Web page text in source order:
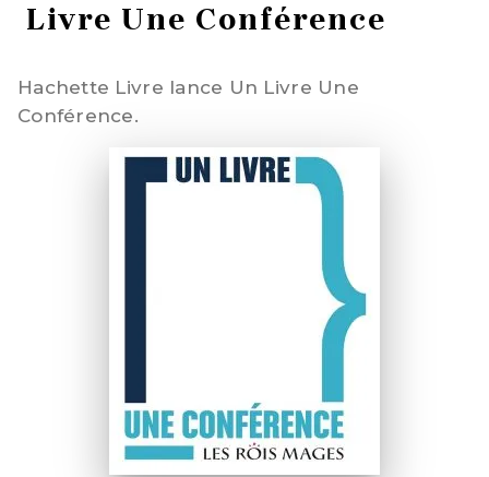
Livre Une Conférence
Hachette Livre lance Un Livre Une
Conférence.